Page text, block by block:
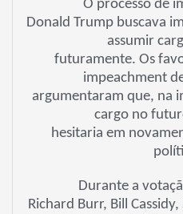
O processo de
Donald Trump buscava
assumir
futuramente. Os
impeachment
argumentaram que, na
cargo no
hesitaria em
Durante a
Richard Burr, Bill Cassidy,